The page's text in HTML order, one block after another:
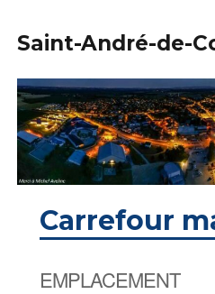
Saint-André-de-
Carrefour
EMPLACEMENT